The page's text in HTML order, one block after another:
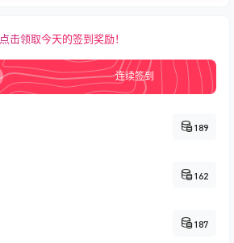
点击领取今天的签到奖励！
连续签到
189
162
187